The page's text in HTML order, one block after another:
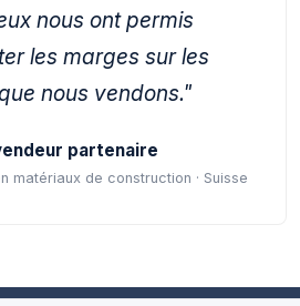
nous ont permis
les marges sur les
nous vendons."
partenaire
matériaux de construction · Suisse